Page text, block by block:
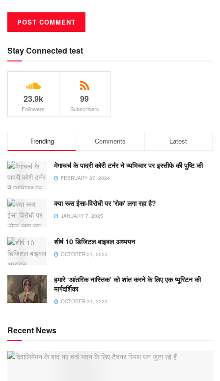
Stay Connected test
23.9k
Followers
99
Subscribers
Trending Comments Latest
मेगाचर्च के पादरी कोरी टर्नर ने व्यभिचार पर इस्तीफे की पुष्टि की
FEBRUARY 27, 2024
क्या रूस ईसा-विरोधी पर 'रोक' लगा रहा है?
JANUARY 7, 2025
शीर्ष 10 डिजिटल बाइबल अध्ययन
OCTOBER 21, 2023
हमारे ‘आंतरिक नास्तिक’ को शांत करने के लिए एक प्यूरिटन की
मार्गदर्शिका
OCTOBER 31, 2023
Recent News